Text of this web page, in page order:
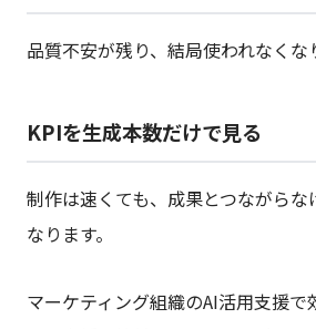
品質不安が残り、結局使われなくな
KPIを生成本数だけで見る
制作は速くても、成果とつながらな
なります。
マーケティング組織のAI活用支援で